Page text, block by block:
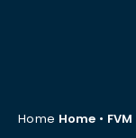
Home Home • FVM